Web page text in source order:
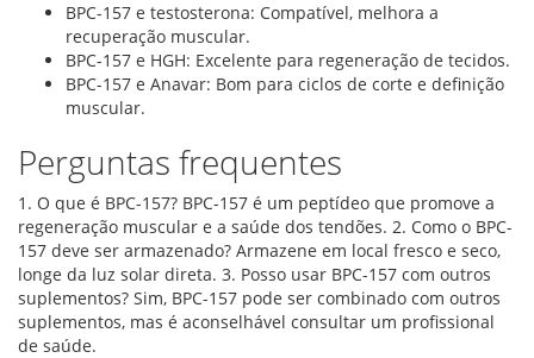
BPC-157 e testosterona: Compatível, melhora a
recuperação muscular.
BPC-157 e HGH: Excelente para regeneração de tecidos.
BPC-157 e Anavar: Bom para ciclos de corte e definição
muscular.
Perguntas frequentes
1. O que é BPC-157? BPC-157 é um peptídeo que promove a
regeneração muscular e a saúde dos tendões. 2. Como o BPC-
157 deve ser armazenado? Armazene em local fresco e seco,
longe da luz solar direta. 3. Posso usar BPC-157 com outros
suplementos? Sim, BPC-157 pode ser combinado com outros
suplementos, mas é aconselhável consultar um profissional
de saúde.